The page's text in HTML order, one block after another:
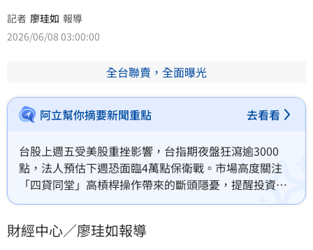
記者 廖珪如 報導
2026/06/08 03:00:00
全台聯賣，全面曝光
阿立幫你摘要新聞重點 去看看
台股上週五受美股重挫影響，台指期夜盤狂瀉逾3000
點，法人預估下週恐面臨4萬點保衛戰。市場高度關注
「四貸同堂」高槓桿操作帶來的斷頭隱憂，提醒投資人
務必冷靜檢視融資維持率，避免恐慌性殺低。儘管短線
焦6月蘋果WWDC大會的AI藍圖，並盤點鴻海、廣達等
財經中心／廖珪如報導